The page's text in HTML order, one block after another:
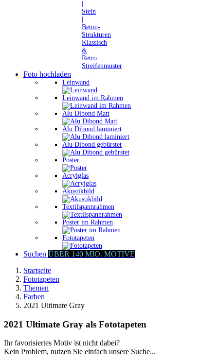
Stein
Beton-
Strukturen
Klassisch
&
Retro
Streifenmuster
Foto hochladen
Leinwand
Leinwand im Rahmen
Alu Dibond Matt
Alu Dibond laminiert
Alu Dibond gebürstet
Poster
Acrylglas
Akustikbild
Textilspannrahmen
Poster im Rahmen
Fototapeten
Suchen ÜBER 140 MIO. MOTIVE
Startseite
Fototapeten
Themen
Farben
2021 Ultimate Gray
2021 Ultimate Gray als Fototapeten
Ihr favorisiertes Motiv ist nicht dabei?
Kein Problem, nutzen Sie einfach unsere Suche...